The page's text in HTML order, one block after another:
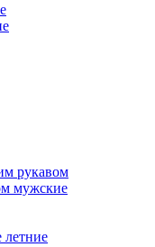
рукавом
мужские